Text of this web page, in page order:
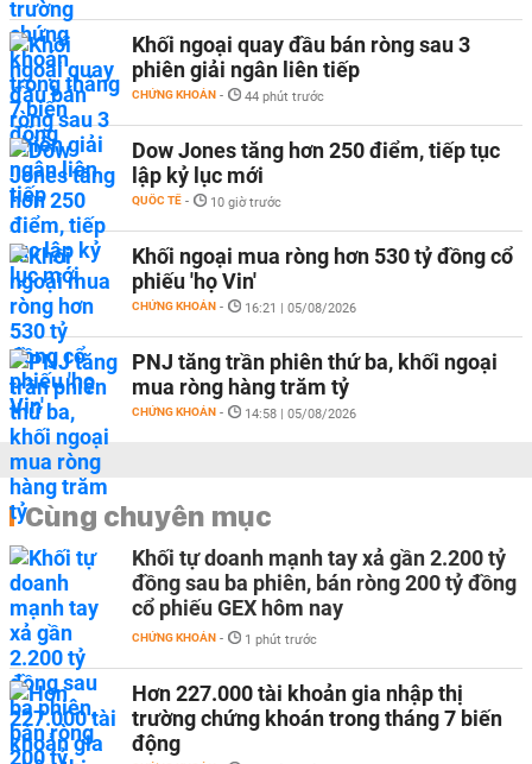
Khối ngoại quay đầu bán ròng sau 3
phiên giải ngân liên tiếp
CHỨNG KHOÁN - 44 phút trước
Dow Jones tăng hơn 250 điểm, tiếp tục
lập kỷ lục mới
QUỐC TẾ - 10 giờ trước
Khối ngoại mua ròng hơn 530 tỷ đồng cổ
phiếu 'họ Vin'
CHỨNG KHOÁN - 16:21 | 05/08/2026
PNJ tăng trần phiên thứ ba, khối ngoại
mua ròng hàng trăm tỷ
CHỨNG KHOÁN - 14:58 | 05/08/2026
Cùng chuyên mục
Khối tự doanh mạnh tay xả gần 2.200 tỷ
đồng sau ba phiên, bán ròng 200 tỷ đồng
cổ phiếu GEX hôm nay
CHỨNG KHOÁN - 1 phút trước
Hơn 227.000 tài khoản gia nhập thị
trường chứng khoán trong tháng 7 biến
động